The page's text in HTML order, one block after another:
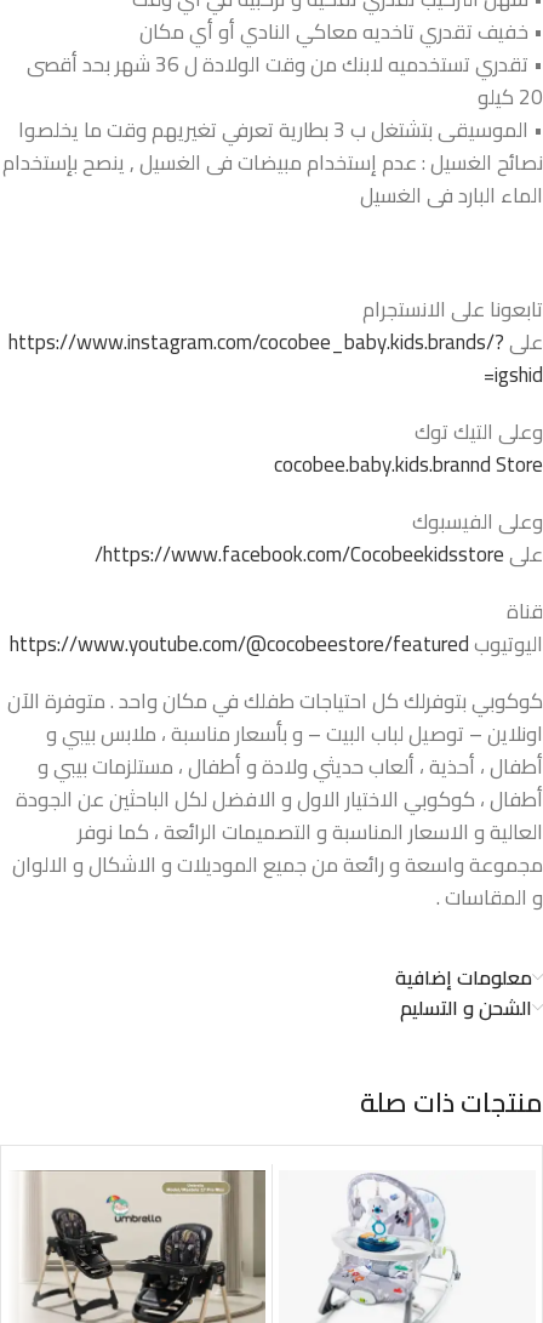
• خفيف تقدري تاخديه معاكي النادي أو أي مكان
• تقدري تستخدميه لابنك من وقت الولادة ل 36 شهر بحد أقصى
20 كيلو
• الموسيقى بتشتغل ب 3 بطارية تعرفي تغيريهم وقت ما يخلصوا
نصائح الغسيل : عدم إستخدام مبيضات فى الغسيل , ينصح بإستخدام
الماء البارد فى الغسيل
تابعونا على الانستجرام
علىhttps://www.instagram.com/cocobee_baby.kids.brands/?
igshid=
وعلى التيك توك
cocobee.baby.kids.brannd Store
وعلى الفيسبوك
علىhttps://www.facebook.com/Cocobeekidsstore/
قناة
اليوتيوبhttps://www.youtube.com/@cocobeestore/featured
كوكوبي بتوفرلك كل احتياجات طفلك في مكان واحد . متوفرة الآن
اونلاين – توصيل لباب البيت – و بأسعار مناسبة ، ملابس بيبي و
أطفال ، أحذية ، ألعاب حديثي ولادة و أطفال ، مستلزمات بيبي و
أطفال ، كوكوبي الاختيار الاول و الافضل لكل الباحثين عن الجودة
العالية و الاسعار المناسبة و التصميمات الرائعة ، كما نوفر
مجموعة واسعة و رائعة من جميع الموديلات و الاشكال و الالوان
و المقاسات .
معلومات إضافية
الشحن و التسليم
منتجات ذات صلة